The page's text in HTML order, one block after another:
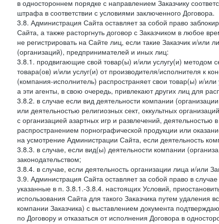
в одностороннем порядке с направлением Заказчику
штрафа в соответствии с условиями заключенного Договора.
3.8. Администрация Сайта оставляет за собой право
Сайта, а также расторгнуть договор с Заказчиком в любое
не регистрировать на Сайте лиц, если такие Заказчик и/
(организаций), предпринимателей и иных лиц:
3.8.1. продвигающие свой товар(ы) и/или услугу(и) методом
товара(ов) и/или услуг(и) от производителя/исполнителя к
(компания-исполнитель) распространяет свои товар(ы) и/
а эти агенты, в свою очередь, привлекают других лиц для
3.8.2. в случае если вид деятельности компании
или деятельностью религиозных сект, оккультных
с организацией азартных игр и развлечений,
распространением порнографической продукции или
на усмотрение Администрации Сайта, если деятельность
3.8.3. в случае, если вид(ы) деятельности компании
законодательством;
3.8.4. в случае, если деятельность организации лица и/или
3.9. Администрация Сайта оставляет за собой право в
указанные в п. 3.8.1.-3.8.4. настоящих Условий,
использования Сайта для такого Заказчика путем
компании Заказчика) с выставлением документа
по Договору и отказаться от исполнения Договора в